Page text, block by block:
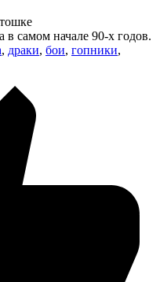
самом начале 90-х годов.
, драки, бои, гопники,